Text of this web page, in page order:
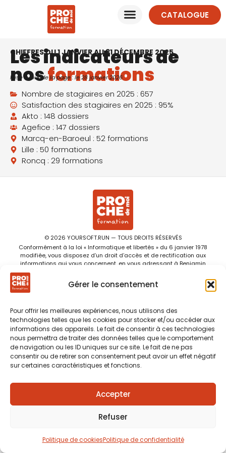
Gérer le consentement
Pour offrir les meilleures expériences, nous utilisons des
technologies telles que les cookies pour stocker et/ou accéder aux
informations des appareils. Le fait de consentir à ces technologies
nous permettra de traiter des données telles que le comportement
de navigation ou les ID uniques sur ce site. Le fait de ne pas
consentir ou de retirer son consentement peut avoir un effet négatif
sur certaines caractéristiques et fonctions.
Accepter
Refuser
Politique de cookiesPolitique de confidentialité
CATALOGUE
CHIFFRES DU 1 JANVIER AU 31 DÉCEMBRE 2025
Les indicateurs de
nosformations
Mise à jour de la page : le 28 janvier 2026
Nombre de stagiaires en 2025 : 657
Satisfaction des stagiaires en 2025 : 95%
Akto : 148 dossiers
Agefice : 147 dossiers
Marcq-en-Baroeul : 52 formations
Lille : 50 formations
Roncq : 29 formations
© 2026 YOURSOFT.RUN — TOUS DROITS RÉSERVÉS
Conformément à la loi « Informatique et libertés » du 6 janvier 1978
modifiée, vous disposez d’un droit d’accès et de rectification aux
informations qui vous concernent, en vous adressant à Benjamin
DESCAMPS, Organisme de formation — 3 bis rue Charles Wattinne
59200 Tourcoing — benjamin@prochedemoi.fr.
SARL – SIRET N°
Mentions légales–CGV–Règlement intérieur